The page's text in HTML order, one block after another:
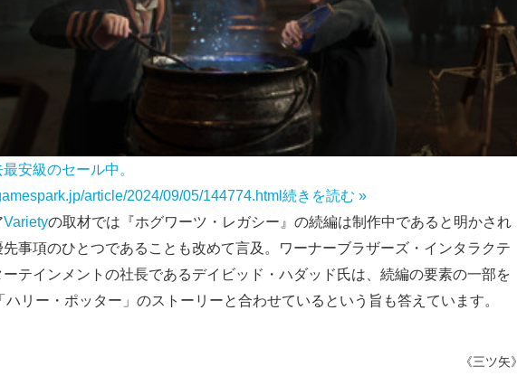
安級のセール中。
article/2024/09/05/144774.html続きを読む »
Varietyの取材では『ホグワーツ・レガシー』の続編は制作中であると明かされ
事項のひとつであることも改めて言及。ワーナーブラザーズ・インタラクテ
ーテインメントの社長であるデイビッド・ハダッド氏は、続編の要素の一部を
ハリー・ポッター」のストーリーと合わせているという旨も答えています。
《三ツ矢》